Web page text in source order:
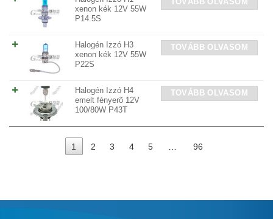
xenon kék 12V 55W
P14.5S
TOVÁBB OLVASOM
Halogén Izzó H3
xenon kék 12V 55W
P22S
TOVÁBB OLVASOM
Halogén Izzó H4
emelt fényerõ 12V
100/80W P43T
TOVÁBB OLVASOM
1 2 3 4 5 96